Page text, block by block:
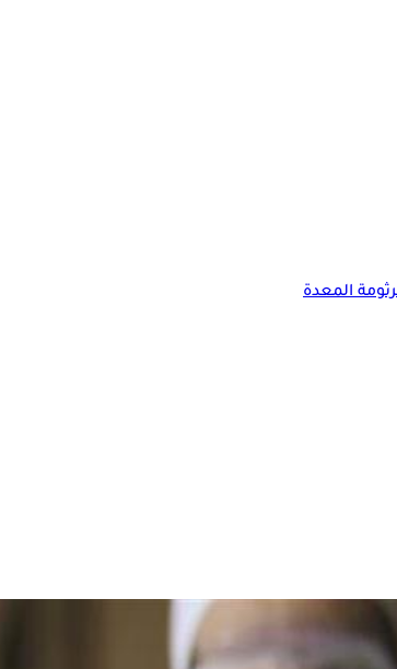
المعدة